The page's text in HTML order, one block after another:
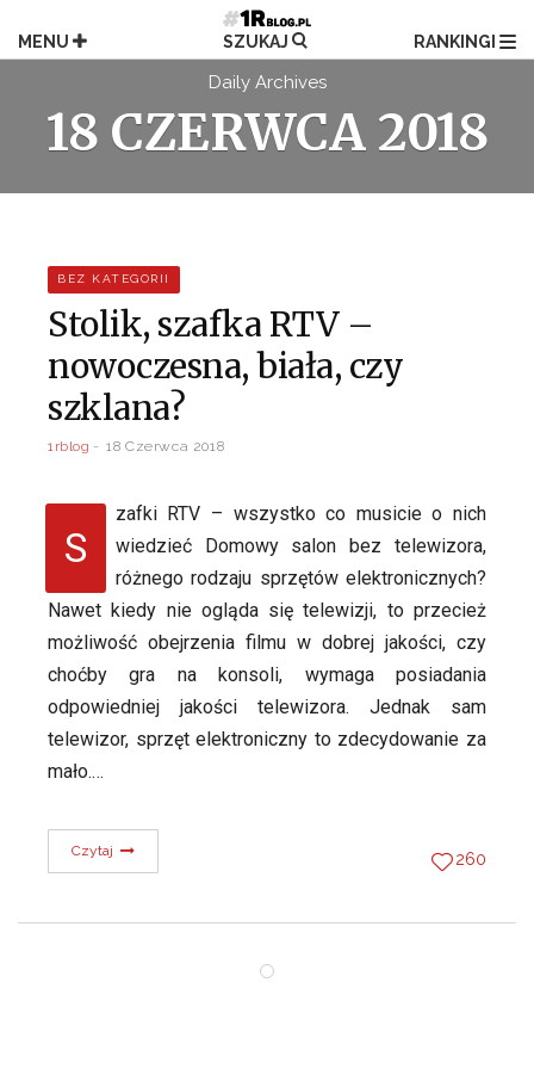
do
treści
MENU SZUKAJ RANKINGI
Daily Archives
18 CZERWCA 2018
BEZ KATEGORII
Stolik, szafka RTV –
nowoczesna, biała, czy
szklana?
1rblog 18 Czerwca 2018
S
zafki RTV – wszystko co musicie o nich
wiedzieć Domowy salon bez telewizora,
różnego rodzaju sprzętów elektronicznych?
Nawet kiedy nie ogląda się telewizji, to przecież
możliwość obejrzenia filmu w dobrej jakości, czy
choćby gra na konsoli, wymaga posiadania
odpowiedniej jakości telewizora. Jednak sam
telewizor, sprzęt elektroniczny to zdecydowanie za
mało.…
Czytaj 260